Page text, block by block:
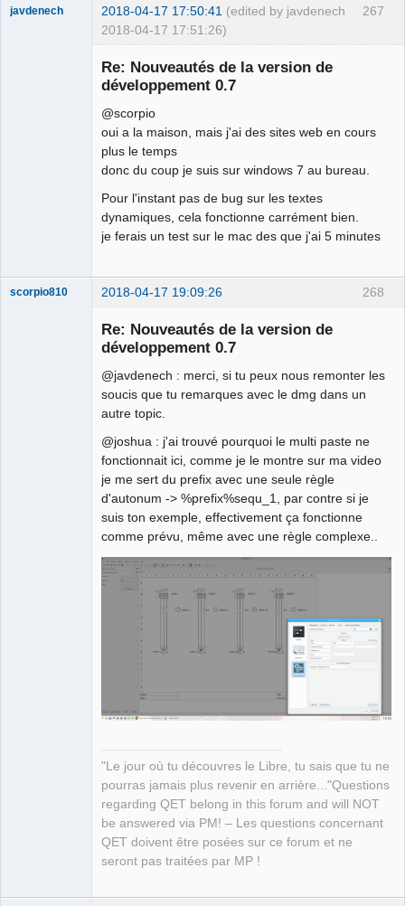
267
javdenech 2018-04-17 17:50:41 (edited by javdenech
2018-04-17 17:51:26)
Re: Nouveautés de la version de
développement 0.7
@scorpio
oui a la maison, mais j'ai des sites web en cours
plus le temps
donc du coup je suis sur windows 7 au bureau.
Pour l'instant pas de bug sur les textes
dynamiques, cela fonctionne carrément bien.
je ferais un test sur le mac des que j'ai 5 minutes
268
scorpio810 2018-04-17 19:09:26
Re: Nouveautés de la version de
développement 0.7
@javdenech : merci, si tu peux nous remonter les
soucis que tu remarques avec le dmg dans un
autre topic.
@joshua : j'ai trouvé pourquoi le multi paste ne
fonctionnait ici, comme je le montre sur ma video
je me sert du prefix avec une seule règle
d'autonum -> %prefix%sequ_1, par contre si je
suis ton exemple, effectivement ça fonctionne
comme prévu, même avec une règle complexe..
"Le jour où tu découvres le Libre, tu sais que tu ne
pourras jamais plus revenir en arrière..."Questions
regarding QET belong in this forum and will NOT
be answered via PM! – Les questions concernant
QET doivent être posées sur ce forum et ne
seront pas traitées par MP !